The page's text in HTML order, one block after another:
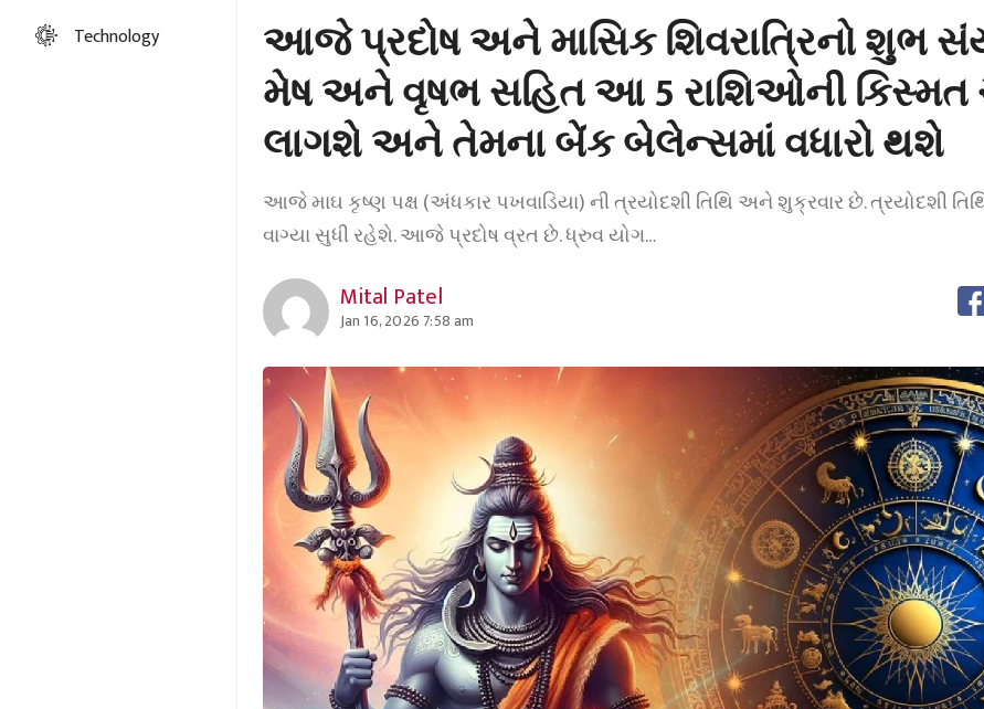
Technology
આજે પ્રદોષ અને માસિક શિવરાત્રિનો શુભ
મેષ અને વૃષભ સહિત આ 5 રાશિઓની કિસ્મત
લાગશે અને તેમના બેંક બેલેન્સમાં વધારો થશે
આજે માઘ કૃષ્ણ પક્ષ (અંધકાર પખવાડિયા) ની ત્રયોદશી તિથિ અને શુક્રવાર છે. ત્રયોદશી તિથિ
વાગ્યા સુધી રહેશે. આજે પ્રદોષ વ્રત છે. ધ્રુવ યોગ…
Mital Patel
Jan 16, 2026 7:58 am